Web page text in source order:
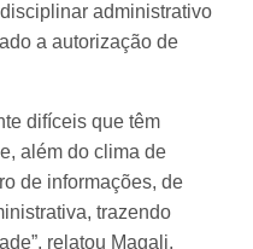
administrativo
a autorização de
difíceis que têm
além do clima de
de informações, de
trazendo
relatou Magali.